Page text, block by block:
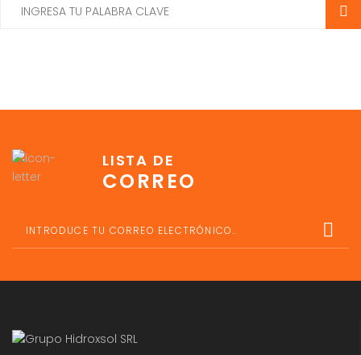
LISTA DE
CORREO